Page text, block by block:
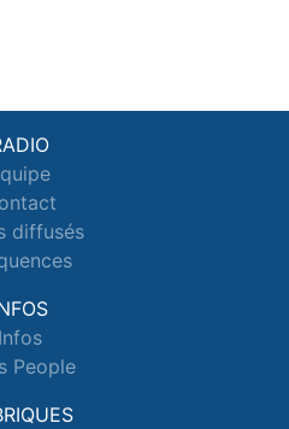
diffusés
Infos
People